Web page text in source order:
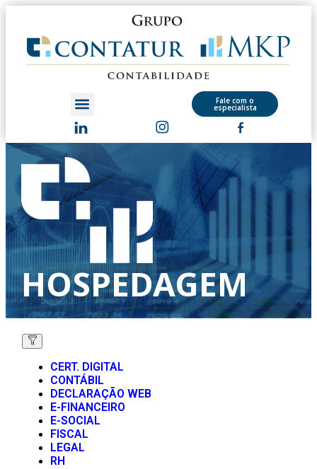
Fale com o
especialista
HOSPEDAGEM
CERT. DIGITAL
CONTÁBIL
DECLARAÇÃO WEB
E-FINANCEIRO
E-SOCIAL
FISCAL
LEGAL
RH